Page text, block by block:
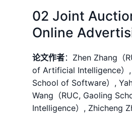
02 Joint
Online
论文作者：Zhen Zhang（
of Artificial Intelligence）,
School of Software）,
Wang（RUC, Gaoling
Intelligence）, Zhicheng